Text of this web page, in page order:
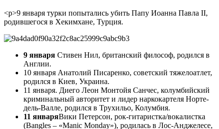
<р>9 января турки попытались убить Папу Иоанна Павла II,
родившегося в Хекимхане, Турция.
9 января Стивен Нил, британский философ, родился в
Англии.
10 января Анатолий Писаренко, советский тяжелоатлет,
родился в Киев, Украина.
11 января. Диего Леон Монтойя Санчес, колумбийский
криминальный авторитет и лидер наркокартеля Норте-
дель-Валле, родился в Трухильо, Колумбия.
11 январяВики Петерсон, рок-гитаристка/вокалистка
(Bangles – «Manic Monday»), родилась в Лос-Анджелесе,